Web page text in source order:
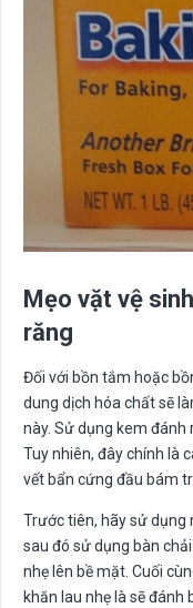
Mẹo vặt vệ
răng
Đối với bồn tắm hoặc
dung dịch hóa chất sẽ
này. Sử dụng kem đánh
Tuy nhiên, đây chính là
vết bẩn cứng đầu bám
Trước tiên, hãy sử dụng
sau đó sử dụng bàn
nhẹ lên bề mặt. Cuối
khăn lau nhẹ là sẽ đánh